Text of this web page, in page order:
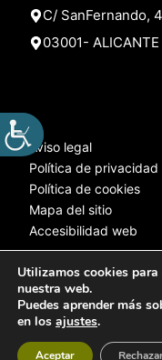
C/ SanFernando,
03001- ALICANTE
Aviso legal
Política de privacidad
Política de cookies
Mapa del sitio
Accesibilidad web
© 2025 Web desarrollada
Utilizamos cookies
nuestra web.
Puedes aprender más
en los ajustes.
Aceptar